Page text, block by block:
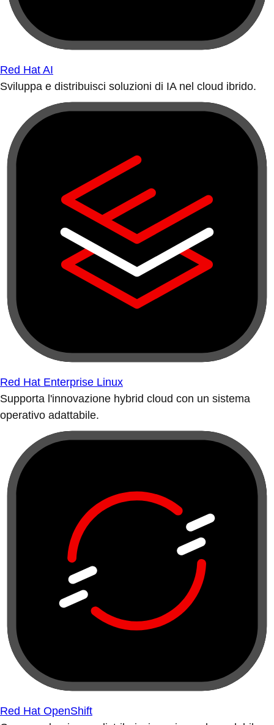
Red Hat AI
Sviluppa e distribuisci soluzioni di IA nel cloud ibrido.
Red Hat Enterprise Linux
Supporta l'innovazione hybrid cloud con un sistema
operativo adattabile.
Red Hat OpenShift